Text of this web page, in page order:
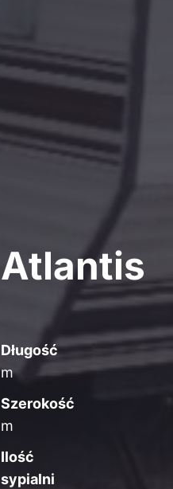
Atlantis
Długość
m
Szerokość
m
Ilość
sypialni